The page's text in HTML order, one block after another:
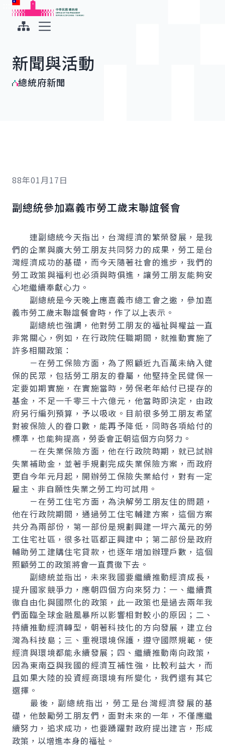
跳到主要內容
中華民國總統府
新聞與活動
總統府新聞
88年01月17日
副總統參加嘉義市勞工歲末聯誼餐會
連副總統今天指出，台灣經濟的繁榮發展，是我
們的企業與廣大勞工朋友共同努力的成果，勞工是台
灣經濟成功的基礎，而今天隨著社會的進步，我們的
勞工政策與福利也必須與時俱進，讓勞工朋友能夠安
心地繼續奉獻心力。
副總統是今天晚上應嘉義市總工會之邀，參加嘉
義市勞工歲末聯誼餐會時，作了以上表示。
副總統也強調，他對勞工朋友的福祉與權益一直
非常關心，例如，在行政院任職期間，就推動實施了
許多相關政策：
－在勞工保險方面，為了照顧近九百萬未納入健
保的民眾，包括勞工朋友的眷屬，他堅持全民健保一
定要如期實施，在實施當時，勞保老年給付已提存的
基金，不足一千零三十六億元，他當時即決定，由政
府另行編列預算，予以吸收。目前很多勞工朋友希望
對被保險人的眷口數，能再予降低，同時各項給付的
標準，也能夠提高，勞委會正朝這個方向努力。
－在失業保險方面，他在行政院時期，就已試辦
失業補助金，並著手規劃完成失業保險方案，而政府
更自今年元月起，開辦勞工保險失業給付，對有一定
雇主、非自願性失業之勞工均可試用。
－在勞工住宅方面，為決解勞工朋友住的問題，
他在行政院期間，通過勞工住宅輔建方案，這個方案
共分為兩部份，第一部份是規劃興建一坪六萬元的勞
工住宅社區，很多社區都正興建中；第二部份是政府
輔助勞工建購住宅貸款，也逐年增加辦理戶數，這個
照顧勞工的政策將會一直貫徹下去。
副總統並指出，未來我國要繼續推動經濟成長，
提升國家競爭力，應朝四個方向來努力：一、繼續貫
徹自由化與國際化的政策，此一政策也是過去兩年我
們面臨全球金融風暴所以影響相對較小的原因；二、
持續推動經濟轉型，朝著科技化的方向發展，建立台
灣為科技島；三、重視環境保護，遵守國際規範，使
經濟與環境都能永續發展；四、繼續推動南向政策，
因為東南亞與我國的經濟互補性強，比較利益大，而
且如果大陸的投資經商環境有所變化，我們還有其它
選擇。
最後，副總統指出，勞工是台灣經濟發展的基
礎，他鼓勵勞工朋友們，面對未來的一年，不僅應繼
續努力，追求成功，也要踴躍對政府提出建言，形成
政策，以增進本身的福祉。